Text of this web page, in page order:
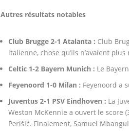
Autres résultats notables
Club Brugge 2-1 Atalanta : Club
italienne, chose qu’ils n’avaient
Celtic 1-2 Bayern Munich : Le
Feyenoord 1-0 Milan : Feyenoord a
Juventus 2-1 PSV Eindhoven : La
Weston McKennie a ouvert le score
Perišić. Finalement, Samuel